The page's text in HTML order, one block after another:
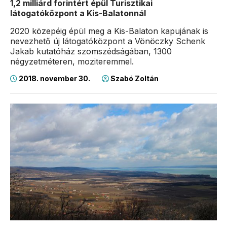
1,2 milliárd forintért épül Turisztikai
látogatóközpont a Kis-Balatonnál
2020 közepéig épül meg a Kis-Balaton kapujának is
nevezhető új látogatóközpont a Vönöczky Schenk
Jakab kutatóház szomszédságában, 1300
négyzetméteren, moziteremmel.
2018. november 30. Szabó Zoltán